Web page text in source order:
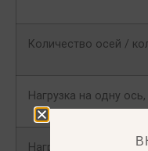
Количество осей /
Нагрузка на одну ось,
Нагрузка на сцепное